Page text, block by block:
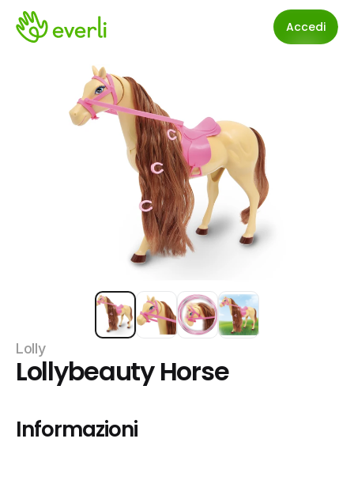
Accedi
Lolly
Lollybeauty Horse
Informazioni